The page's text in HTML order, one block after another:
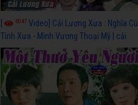
6047 Video] Cải Lương Xưa : Nghĩa Cũ
Tình Xưa - Minh Vương Thoại Mỹ | cải
lương xã hội hay nhất